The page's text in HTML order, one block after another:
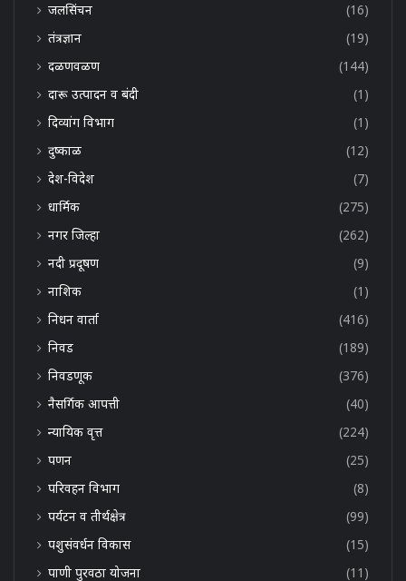
जलसिंचन
(16)
तंत्रज्ञान
(19)
दळणवळण
(144)
दारू उत्पादन व बंदी
(1)
दिव्यांग विभाग
(1)
दुष्काळ
(12)
देश-विदेश
(7)
धार्मिक
(275)
नगर जिल्हा
(262)
नदी प्रदूषण
(9)
नाशिक
(1)
निधन वार्ता
(416)
निवड
(189)
निवडणूक
(376)
नैसर्गिक आपत्ती
(40)
न्यायिक वृत्त
(224)
पणन
(25)
परिवहन विभाग
(8)
पर्यटन व तीर्थक्षेत्र
(99)
पशुसंवर्धन विकास
(15)
पाणी पुरवठा योजना
(11)